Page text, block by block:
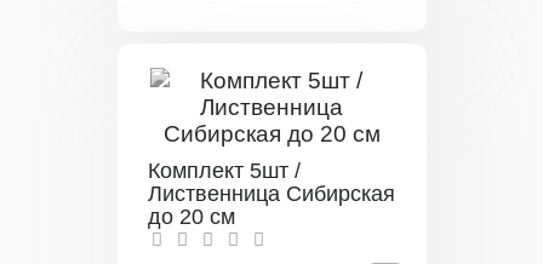
Комплект 5шт /
Лиственница Сибирская
до 20 см